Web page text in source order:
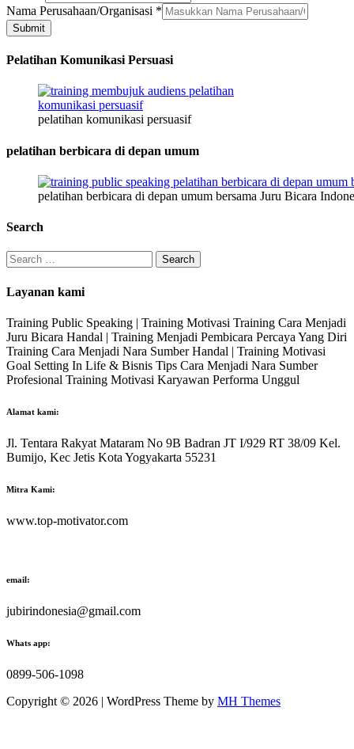
Nama Perusahaan/Organisasi *
Submit
Pelatihan Komunikasi Persuasi
pelatihan komunikasi persuasif
pelatihan berbicara di depan umum
pelatihan berbicara di depan umum bersama Juru Bicara
Search
Search
for:
Layanan kami
Training Public Speaking | Training Motivasi Training Cara Menjadi
Juru Bicara Handal | Training Menjadi Pembicara Percaya Yang Diri
Training Cara Menjadi Nara Sumber Handal | Training Motivasi
Goal Setting In Life & Bisnis Tips Cara Menjadi Nara Sumber
Profesional Training Motivasi Karyawan Performa Unggul
Alamat kami:
Jl. Tentara Rakyat Mataram No 9B Badran JT I/929 RT 38/09 Kel.
Bumijo, Kec Jetis Kota Yogyakarta 55231
Mitra Kami:
www.top-motivator.com
email:
jubirindonesia@gmail.com
Whats app:
0899-506-1098
Copyright © 2026 | WordPress Theme by MH Themes